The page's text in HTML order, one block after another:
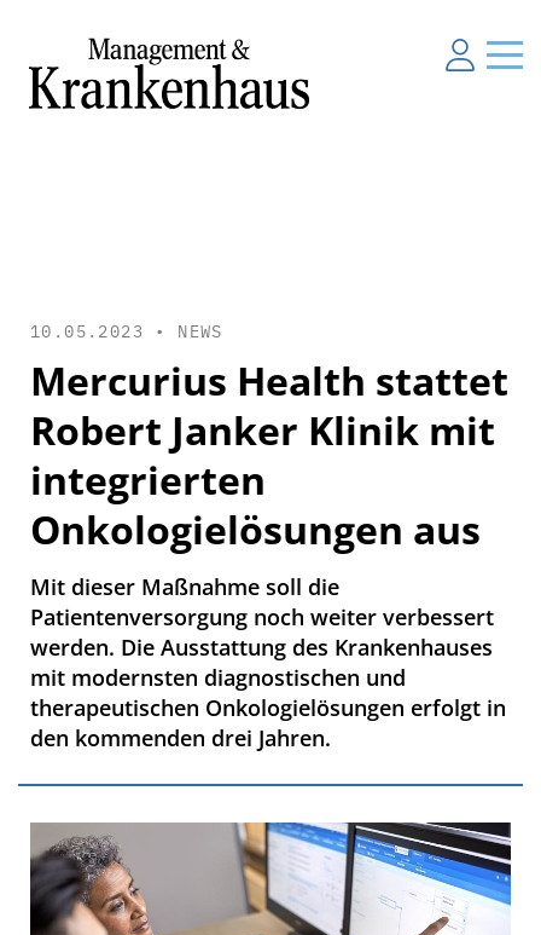
10.05.2023 • NEWS
Mercurius Health stattet
Robert Janker Klinik mit
integrierten
Onkologielösungen aus
Mit dieser Maßnahme soll die
Patientenversorgung noch weiter verbessert
werden. Die Ausstattung des Krankenhauses
mit modernsten diagnostischen und
therapeutischen Onkologielösungen erfolgt in
den kommenden drei Jahren.